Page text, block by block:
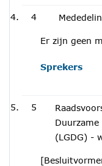
4
Er zijn geen
Sprekers
5
(LGDG) -